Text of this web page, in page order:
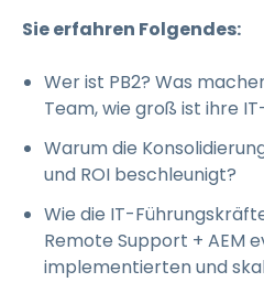
Sie erfahren Folgendes:
Wer ist PB2? Was
Team, wie groß ist ihre
Warum die
und ROI beschleunigt?
Wie die IT-
Remote Support + AEM
implementierten und